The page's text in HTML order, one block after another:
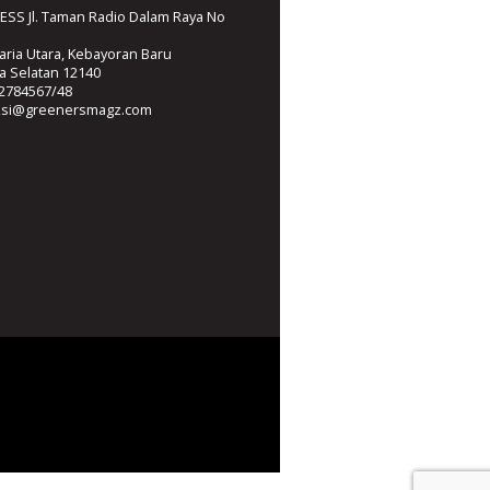
Jl. Taman Radio Dalam Raya No
Utara, Kebayoran Baru
Selatan 12140
48